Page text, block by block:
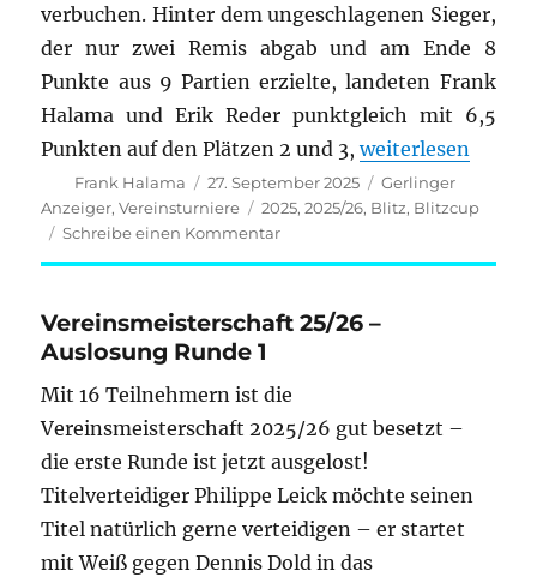
Saison
verbuchen. Hinter dem ungeschlagenen Sieger,
der nur zwei Remis abgab und am Ende 8
Punkte aus 9 Partien erzielte, landeten Frank
Halama und Erik Reder punktgleich mit 6,5
Punkten auf den Plätzen 2 und 3,„Ulrich Grosch
weiterlesen
Autor
Frank Halama
Veröffentlicht
am
27. September 2025 Kategorien
Gerlinger
Anzeiger,Vereinsturniere Schlagwörter
2025,2025/26, Blitz, Blitzcup
Schreibe einen Kommentarzu
Ulrich
gewinnt
erstes
der
Saison
Vereinsmeisterschaft 25/26 –
Auslosung Runde 1
Mit 16 Teilnehmern ist die
Vereinsmeisterschaft 2025/26 gut besetzt –
die erste Runde ist jetzt ausgelost!
Titelverteidiger Philippe Leick möchte seinen
Titel natürlich gerne verteidigen – er startet
mit Weiß gegen Dennis Dold in das